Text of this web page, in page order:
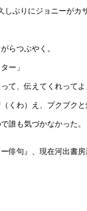
しぶりにジョニーが
らつぶやく。
ー」
て、伝えてくれってよ
わ）え、プクプクと
誰も気づかなかった。
俳句』、現在河出書